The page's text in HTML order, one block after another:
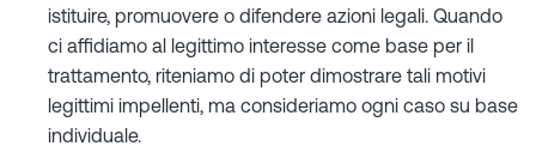
istituire, promuovere o difendere azioni legali. Quando
ci affidiamo al legittimo interesse come base per il
trattamento, riteniamo di poter dimostrare tali motivi
legittimi impellenti, ma consideriamo ogni caso su base
individuale.